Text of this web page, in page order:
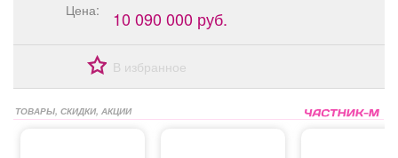
Цена:
10 090 000 руб.
В избранное
ТОВАРЫ, СКИДКИ, АКЦИИ